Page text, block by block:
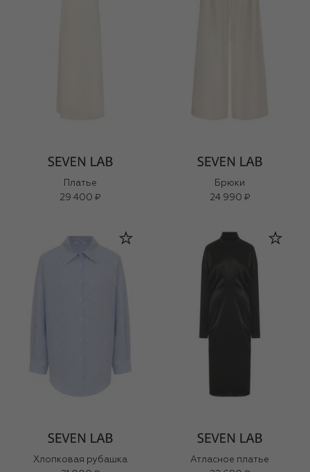
Платье
29 400 ₽
Брюки
24 990 ₽
Хлопковая рубашка
Атласное платье